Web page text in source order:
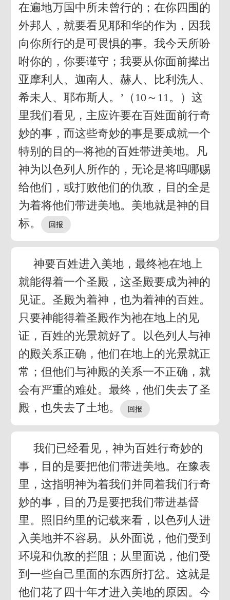
在遍地万国中所未曾行的；在你四围的
外邦人，就要看见耶和华的作为，因我
向你所行的是可畏惧的事。我今天所吩
咐你的，你要谨守；我要从你面前撵出
亚摩利人、迦南人、赫人、比利洗人、
希未人、耶布斯人。’（10～11。）这
里我们看见，主应许要在百姓面前行奇
妙的事，而这些奇妙的事是要成就一个
特别的目的─将祂的百姓带进美地。凡
神为以色列人所作的，无论是将吗哪赐
给他们，或打败他们的仇敌，目的全是
为着将他们带进美地。美地就是神的目
标。
神要百姓进入美地，最终祂在地上
就能得着一个圣殿，这圣殿要成为神的
见证。圣殿为着神，也为着神的百姓。
只要神能得着圣殿作为祂在地上的见
证，百姓的光景就好了。以色列人与神
的殿关系正确，他们在地上的光景就正
常；但他们与神殿的关系一不正确，就
会有严重的难处。最终，他们失去了圣
殿，也失去了土地。
我们已经看见，神为百姓行奇妙的
事，目的是要把他们带进美地。在豫表
里，这指明神为着我们并同着我们行奇
妙的事，目的乃是要把我们带进基督
里。照旧约里的记载来看，以色列人进
入美地并不容易。从外面说，他们受到
环境和仇敌的拦阻；从里面说，他们受
到一些自己里面的东西所打岔。这就是
他们花了四十年才进入美地的原因。今